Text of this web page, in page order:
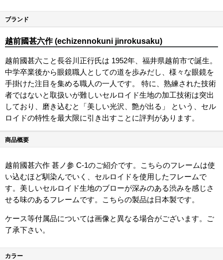
ブランド
越前國甚六作 (echizennokuni jinrokusaku)
越前國甚六こと長谷川正行氏は 1952年、福井県越前市で誕生。
中学卒業後から眼鏡職人としての道を歩みだし、様々な眼鏡を
手掛けた注目を集める職人の一人です。 特に、熟練された技術
者ではないと取扱いが難しいセルロイド生地の加工技術は突出
しており、磨き込むと「美しい光沢、艶が出る」 という、セル
ロイドの特性を最大限に引き出すことに評判があります。
商品概要
越前國甚六作 甚ノ参 C-1のご紹介です。こちらのフレームは使
い込むほど馴染んでいく、セルロイドを使用したフレームで
す。美しいセルロイド生地のブローが深みのある渋みを感じさ
せる味のあるフレームです。こちらの製品は日本製です。
ケース等付属品については画像と異なる場合がございます。ご
了承下さい。
カラー